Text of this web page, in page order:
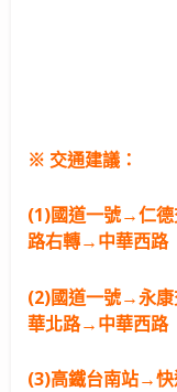
※ 交通建議：
(1)國道一號→仁
路右轉→中華西路
(2)國道一號→永
華北路→中華西路
(3)高鐵台南站→